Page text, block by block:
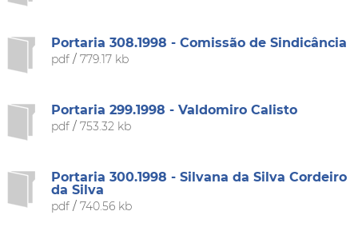
Portaria 308.1998 - Comissão de Sindicância
pdf/ 779.17 kb
Portaria 299.1998 - Valdomiro Calisto
pdf/ 753.32 kb
Portaria 300.1998 - Silvana da Silva Cordeiro
da Silva
pdf/ 740.56 kb